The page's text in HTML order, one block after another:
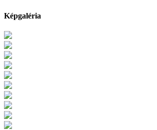
Képgaléria